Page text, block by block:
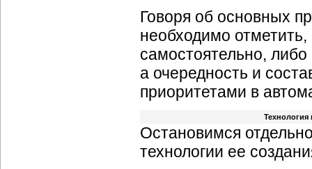
Говоря об основных
необходимо
самостоятельно,
а очередность и
приоритетами в
Технология
Остановимся
технологии ее